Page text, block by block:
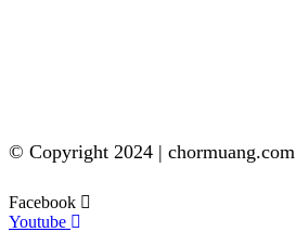
© Copyright 2024 | chormuang.com
Facebook
Youtube